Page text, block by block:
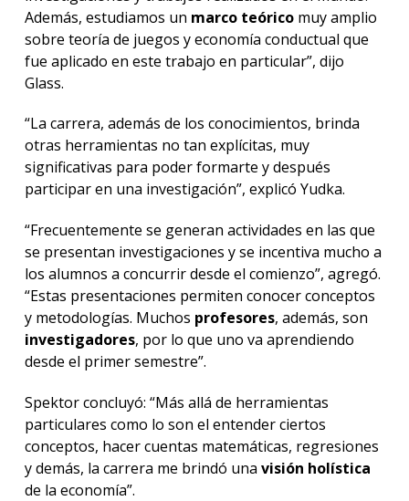
Además, estudiamos un marco teóricomuy amplio
sobre teoría de juegos y economía conductual que
fue aplicado en este trabajo en particular”, dijo
Glass.
“La carrera, además de los conocimientos, brinda
otras herramientas no tan explícitas, muy
significativas para poder formarte y después
participar en una investigación”, explicó Yudka.
“Frecuentemente se generan actividades en las que
se presentan investigaciones y se incentiva mucho a
los alumnos a concurrir desde el comienzo”, agregó.
“Estas presentaciones permiten conocer conceptos
y metodologías. Muchos profesores, además, son
investigadores, por lo que uno va aprendiendo
desde el primer semestre”.
Spektor concluyó: “Más allá de herramientas
particulares como lo son el entender ciertos
conceptos, hacer cuentas matemáticas, regresiones
y demás, la carrera me brindó una visión holística
de la economía”.